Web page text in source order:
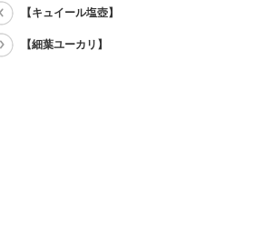
【キュイール塩壺】
【細葉ユーカリ】